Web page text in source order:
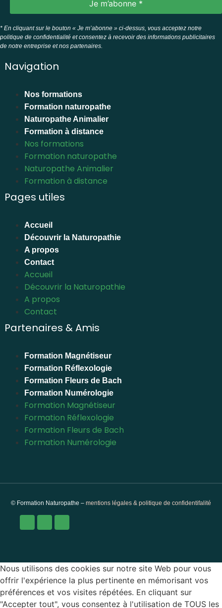
* En cliquant sur le bouton « Je m’abonne » ci-dessus, vous acceptez notre
politique de confidentialité et consentez à recevoir des informations publicitaires
de notre entreprise et nos partenaires.
Navigation
Nos formations
Formation naturopathe
Naturopathe Animalier
Formation à distance
Nos formations
Formation naturopathe
Naturopathe Animalier
Formation à distance
Pages utiles
Accueil
Découvrir la Naturopathie
A propos
Contact
Accueil
Découvrir la Naturopathie
A propos
Contact
Partenaires & Amis
Formation Magnétiseur
Formation Réflexologie
Formation Fleurs de Bach
Formation Numérologie
Formation Magnétiseur
Formation Réflexologie
Formation Fleurs de Bach
Formation Numérologie
© Formation Naturopathe – mentions légales & politique de confidentifalité
Nous utilisons des cookies sur notre site Web pour vous
offrir l'expérience la plus pertinente en mémorisant vos
préférences et vos visites répétées. En cliquant sur
"Accepter tout", vous consentez à l'utilisation de TOUS les